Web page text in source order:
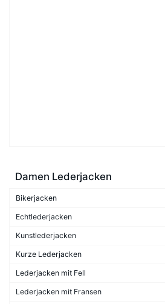
Damen Lederjacken
Bikerjacken
Echtlederjacken
Kunstlederjacken
Kurze Lederjacken
Lederjacken mit Fell
Lederjacken mit Fransen